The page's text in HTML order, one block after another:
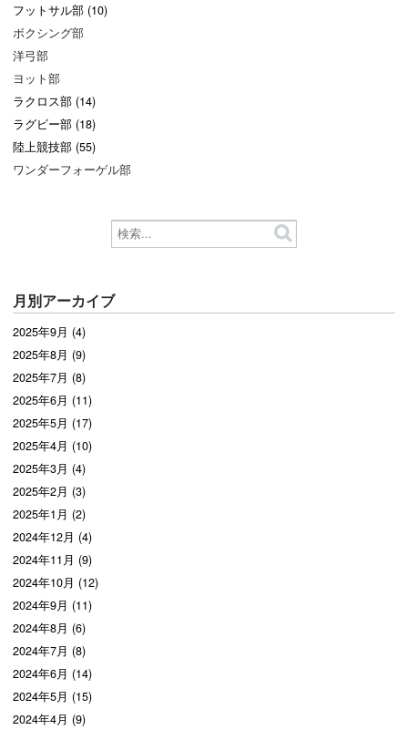
フットサル部 (10)
ボクシング部
洋弓部
ヨット部
ラクロス部 (14)
ラグビー部 (18)
陸上競技部 (55)
ワンダーフォーゲル部
月別アーカイブ
2025年9月 (4)
2025年8月 (9)
2025年7月 (8)
2025年6月 (11)
2025年5月 (17)
2025年4月 (10)
2025年3月 (4)
2025年2月 (3)
2025年1月 (2)
2024年12月 (4)
2024年11月 (9)
2024年10月 (12)
2024年9月 (11)
2024年8月 (6)
2024年7月 (8)
2024年6月 (14)
2024年5月 (15)
2024年4月 (9)